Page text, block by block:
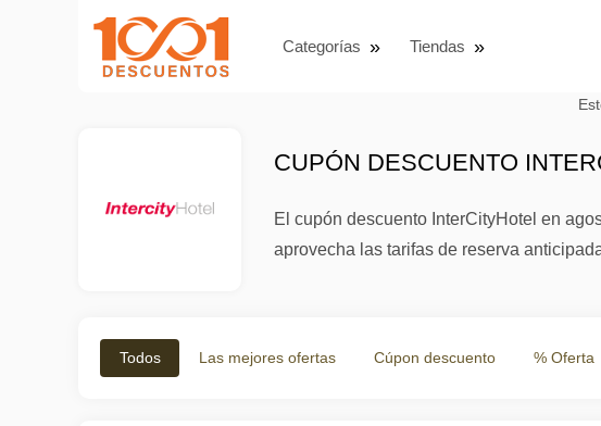
Categorías Tiendas
CUPÓN DESCUENTO
El cupón descuento InterCityHotel en
aprovecha las tarifas de reserva
Todos Las mejores ofertas Cúpon descuento % Oferta